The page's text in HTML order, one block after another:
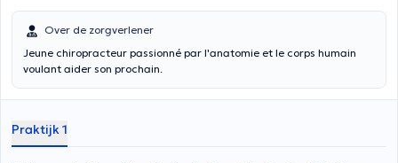
Over de zorgverlener
Jeune chiropracteur passionné par l'anatomie et le corps humain
voulant aider son prochain.
Praktijk 1